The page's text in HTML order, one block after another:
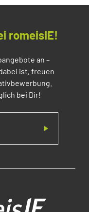
romeisIE!
an –
ist, freuen
bei Dir!